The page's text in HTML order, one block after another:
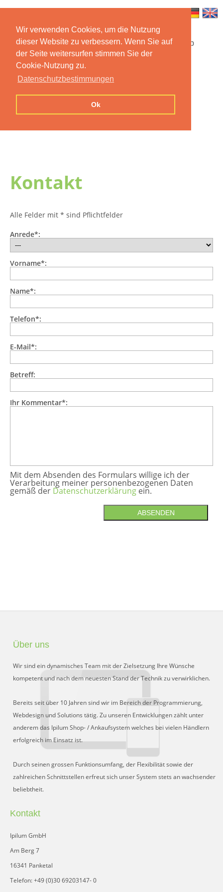
Wir verwenden Cookies, um die Nutzung
dieser Website zu verbessern. Wenn Sie auf
der Seite weitersurfen stimmen Sie der
Cookie-Nutzung zu.
Datenschutzbestimmungen
Ok
Startseite Funktionen Mobile App
Preise
Kontakt Impressum
Kontakt
Alle Felder mit * sind Pflichtfelder
Anrede*:
Vorname*:
Name*:
Telefon*:
E-Mail*:
Betreff:
Ihr Kommentar*:
Mit dem Absenden des Formulars willige ich der
Verarbeitung meiner personenbezogenen Daten
gemäß der Datenschutzerklärung ein.
ABSENDEN
Über uns
Wir sind ein dynamisches Team mit der Zielsetzung Ihre Wünsche
kompetent und nach dem neuesten Stand der Technik zu verwirklichen.
Bereits seit über 10 Jahren sind wir im Bereich der Programmierung,
Webdesign und Solutions tätig. Zu unseren Entwicklungen zählt unter
anderem das Ipilum Shop- / Ankaufsystem welches bei vielen Händlern
erfolgreich im Einsatz ist.
Durch seinen grossen Funktionsumfang, der Flexibilität sowie der
zahlreichen Schnittstellen erfreut sich unser System stets an wachsender
beliebtheit.
Kontakt
Ipilum GmbH
Am Berg 7
16341 Panketal
Telefon: +49 (0)30 69203147- 0